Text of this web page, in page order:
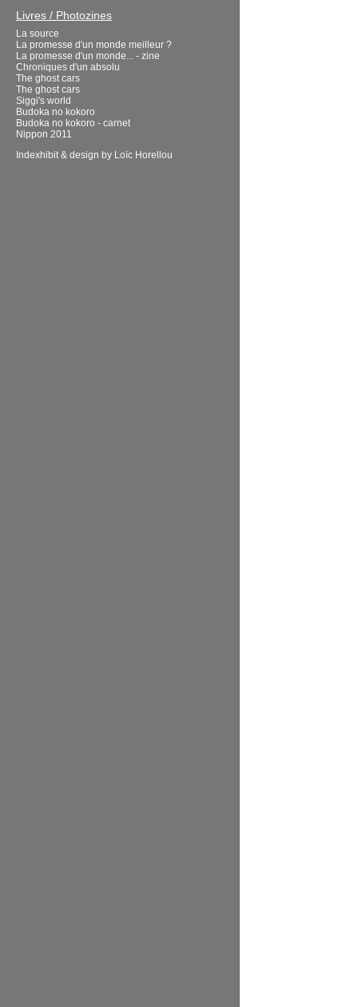
Livres / Photozines
La source
La promesse d'un monde meilleur ?
La promesse d'un monde... - zine
Chroniques d'un absolu
The ghost cars
The ghost cars
Siggi's world
Budoka no kokoro
Budoka no kokoro - carnet
Nippon 2011
Indexhibit& design by Loïc Horellou